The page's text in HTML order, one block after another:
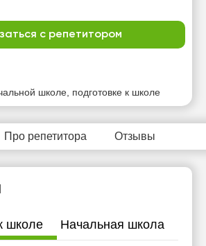
с репетитором
школе, подготовке к школе
Про репетитора Отзывы
школе Начальная школа
пт
сб
11:30
12:00
12:30
17:30
10:00
10:30
11:00
12:30
Нет
свободных